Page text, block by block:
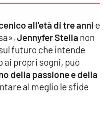
all'età di tre anni e
Jennyfer Stella non
futuro che intende
propri sogni, può
della passione e della
al meglio le sfide